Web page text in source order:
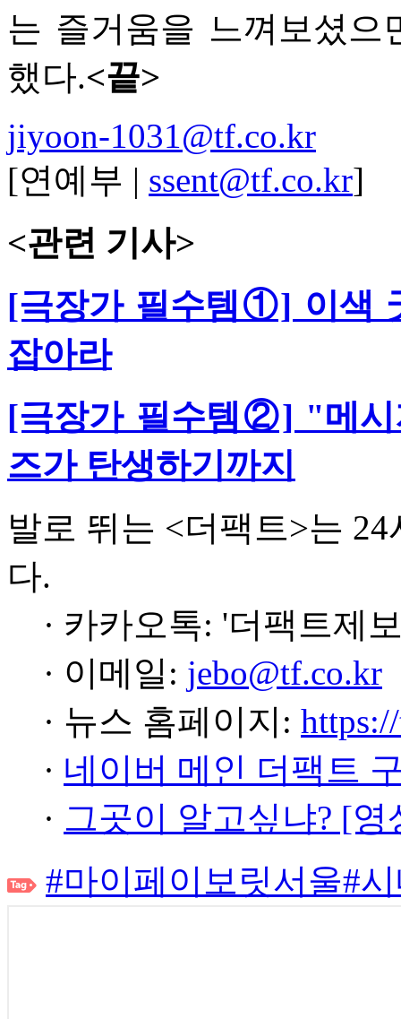
는 즐거움을 느껴보셨
했다.<끝>
jiyoon-1031@tf.co.kr
[연예부 | ssent@tf.co.kr]
<관련 기사>
[극장가 필수템①] 이색
잡아라
[극장가 필수템②] "메
즈가 탄생하기까지
발로 뛰는 <더팩트>는
다.
· 카카오톡: '더팩트제
· 이메일: jebo@tf.co.kr
· 뉴스 홈페이지:
· 네이버 메인 더팩트
· 그곳이 알고싶냐? [
#마이페이보릿서울#